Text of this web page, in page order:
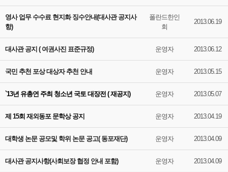
영사 업무 수수료 현지화 징수안내(대사관 공지사
항)
폴란드한인
회
2013.06.19
대사관 공지 ( 여권사진 표준규정) 운영자 2013.06.12
국민 추천 포상 대상자 추천 안내 운영자 2013.05.15
`13년 유총연 주최 청소년 국토 대장전 ( 재공지) 운영자 2013.05.07
제 15회 재외동포 문학상 공지 운영자 2013.04.19
대학생 논문 공모및 학위 논문 공고( 동포재단) 운영자 2013.04.09
대사관 공지사항(사회보장 협정 안내 포함) 운영자 2013.04.09